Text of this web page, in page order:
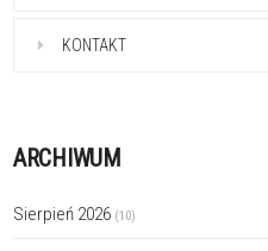
KONTAKT
ARCHIWUM
Sierpień 2026 (10)